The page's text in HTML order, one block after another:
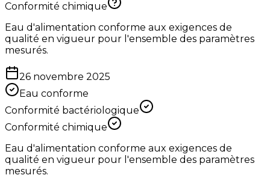
Conformité chimique
Eau d'alimentation conforme aux exigences de
qualité en vigueur pour l'ensemble des paramètres
mesurés.
26 novembre 2025
Eau conforme
Conformité bactériologique
Conformité chimique
Eau d'alimentation conforme aux exigences de
qualité en vigueur pour l'ensemble des paramètres
mesurés.